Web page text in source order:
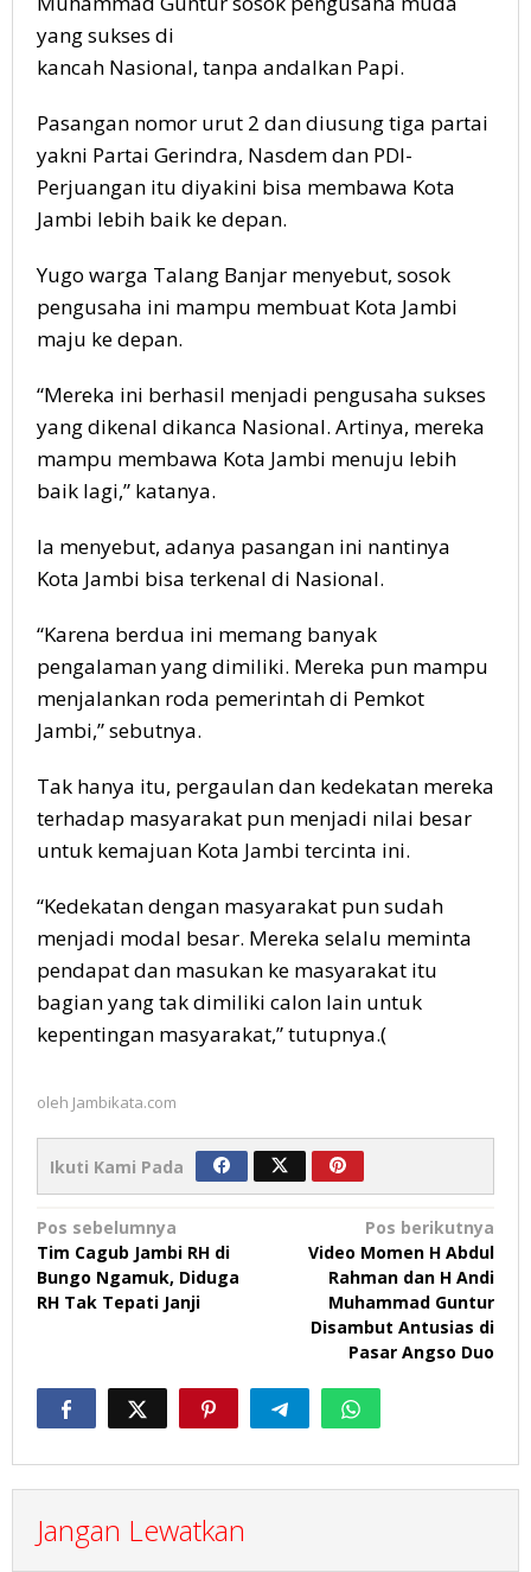
yang sukses di
kancah Nasional, tanpa andalkan Papi.
Pasangan nomor urut 2 dan diusung tiga partai
yakni Partai Gerindra, Nasdem dan PDI-
Perjuangan itu diyakini bisa membawa Kota
Jambi lebih baik ke depan.
Yugo warga Talang Banjar menyebut, sosok
pengusaha ini mampu membuat Kota Jambi
maju ke depan.
“Mereka ini berhasil menjadi pengusaha sukses
yang dikenal dikanca Nasional. Artinya, mereka
mampu membawa Kota Jambi menuju lebih
baik lagi,” katanya.
Ia menyebut, adanya pasangan ini nantinya
Kota Jambi bisa terkenal di Nasional.
“Karena berdua ini memang banyak
pengalaman yang dimiliki. Mereka pun mampu
menjalankan roda pemerintah di Pemkot
Jambi,” sebutnya.
Tak hanya itu, pergaulan dan kedekatan mereka
terhadap masyarakat pun menjadi nilai besar
untuk kemajuan Kota Jambi tercinta ini.
“Kedekatan dengan masyarakat pun sudah
menjadi modal besar. Mereka selalu meminta
pendapat dan masukan ke masyarakat itu
bagian yang tak dimiliki calon lain untuk
kepentingan masyarakat,” tutupnya.(
oleh Jambikata.com
Ikuti Kami Pada
Navigasi
pos
Pos sebelumnya
Tim Cagub Jambi RH di
Bungo Ngamuk, Diduga
RH Tak Tepati Janji
Pos berikutnya
Video Momen H Abdul
Rahman dan H Andi
Muhammad Guntur
Disambut Antusias di
Pasar Angso Duo
Jangan Lewatkan